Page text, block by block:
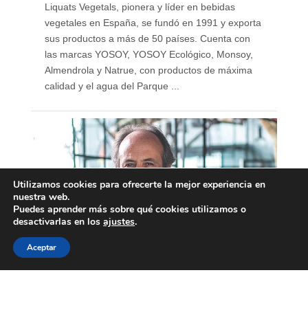
Liquats Vegetals, pionera y líder en bebidas
vegetales en España, se fundó en 1991 y exporta
sus productos a más de 50 países. Cuenta con
las marcas YOSOY, YOSOY Ecológico, Monsoy,
Almendrola y Natrue, con productos de máxima
calidad y el agua del Parque ...
Utilizamos cookies para ofrecerte la mejor experiencia en
nuestra web.
Puedes aprender más sobre qué cookies utilizamos o
desactivarlas en los ajustes.
Aceptar